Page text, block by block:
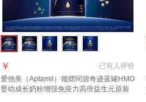
已有人评价
￥
爱他美（Aptamil）领熠同源奇迹蓝罐HMO
婴幼成长奶粉增强免疫力高倍益生元原装